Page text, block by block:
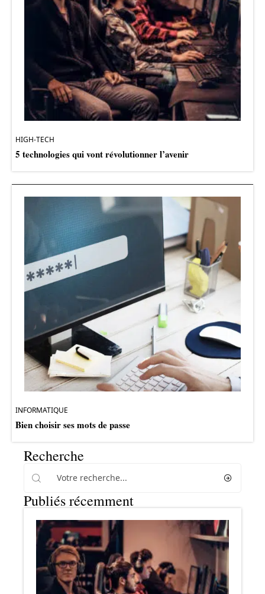
HIGH-TECH
5 technologies qui vont révolutionner l’avenir
INFORMATIQUE
Bien choisir ses mots de passe
Recherche
Publiés récemment